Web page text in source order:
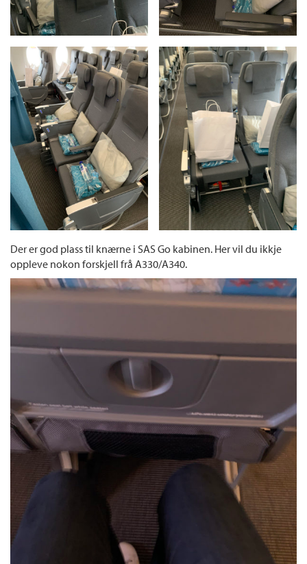
Der er god plass til knærne i SAS Go kabinen. Her vil du ikkje
oppleve nokon forskjell frå A330/A340.